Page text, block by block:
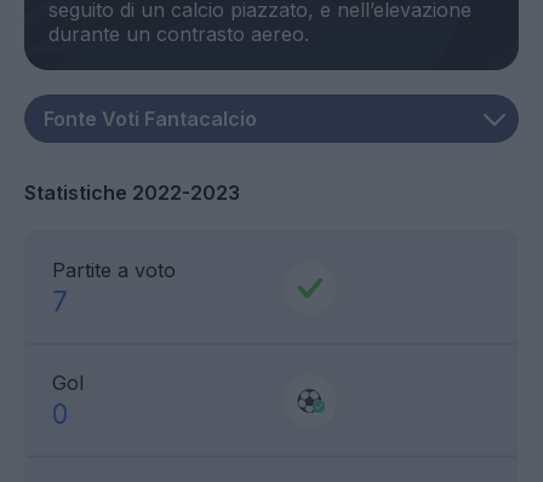
seguito di un calcio piazzato, e nell’elevazione
Statistiche 2022-2023
Partite a voto
7
Gol
0